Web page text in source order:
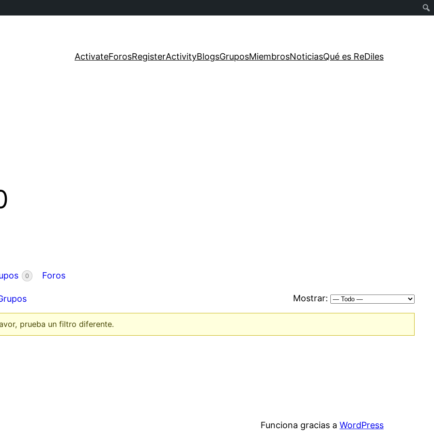
ActivateForosRegisterActivityBlogsGruposMiembrosNoticiasQué es ReDiles
0 Foros
Mostrar:
prueba un filtro diferente.
Funciona gracias a WordPress